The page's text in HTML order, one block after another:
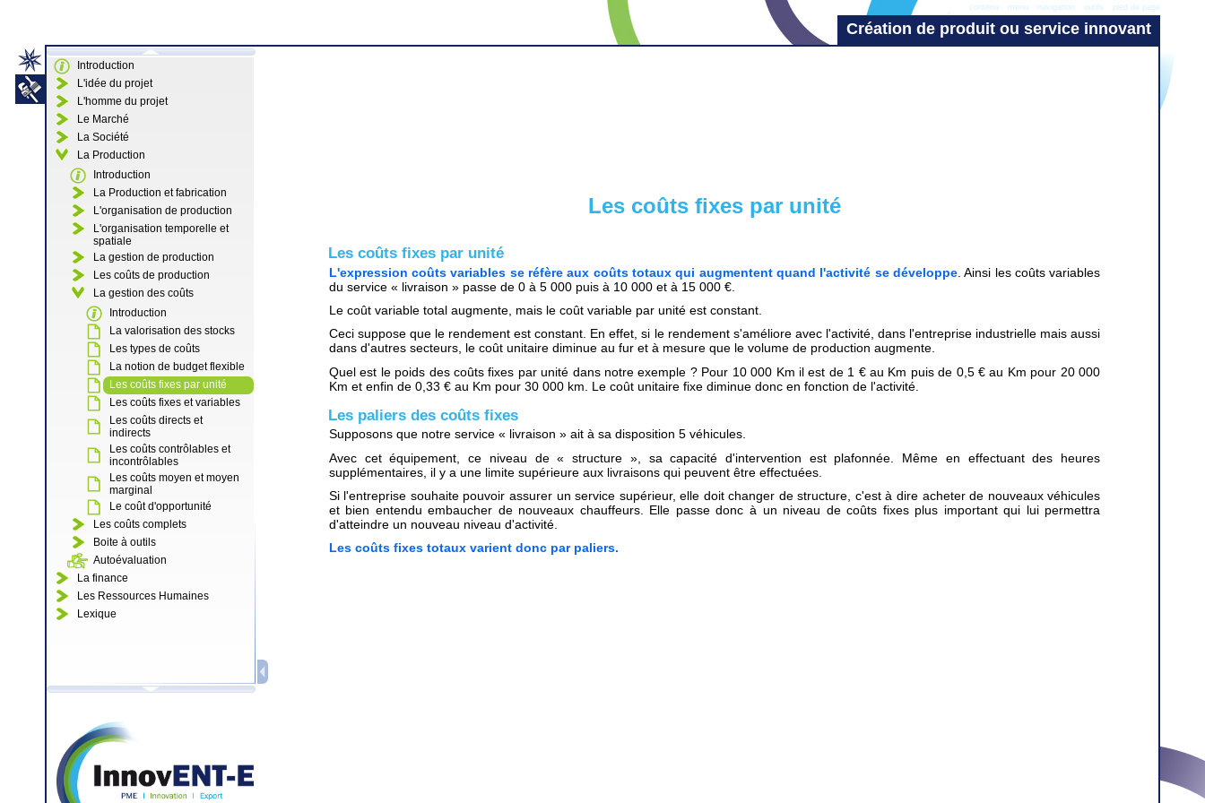
contenu menu navigation outils pied de page
Création de produit ou service innovant
Introduction
L'idée du projet
L'homme du projet
Le Marché
La Société
La Production
Introduction
La Production et fabrication
L'organisation de production
L'organisation temporelle et
spatiale
La gestion de production
Les coûts de production
La gestion des coûts
Introduction
La valorisation des stocks
Les types de coûts
La notion de budget flexible
Les coûts fixes par unité
Les coûts fixes et variables
Les coûts directs et
indirects
Les coûts contrôlables et
incontrôlables
Les coûts moyen et moyen
marginal
Le coût d'opportunité
Les coûts complets
Boite à outils
Autoévaluation
La finance
Les Ressources Humaines
Lexique
Les coûts fixes par unité
Les coûts fixes par unité
L'expression coûts variables se réfère aux coûts totaux qui augmentent quand l'activité se développe. Ainsi les coûts variables
du service « livraison » passe de 0 à 5 000 puis à 10 000 et à 15 000 €.
Le coût variable total augmente, mais le coût variable par unité est constant.
Ceci suppose que le rendement est constant. En effet, si le rendement s'améliore avec l'activité, dans l'entreprise industrielle mais aussi
dans d'autres secteurs, le coût unitaire diminue au fur et à mesure que le volume de production augmente.
Quel est le poids des coûts fixes par unité dans notre exemple ? Pour 10 000 Km il est de 1 € au Km puis de 0,5 € au Km pour 20 000
Km et enfin de 0,33 € au Km pour 30 000 km. Le coût unitaire fixe diminue donc en fonction de l'activité.
Les paliers des coûts fixes
Supposons que notre service « livraison » ait à sa disposition 5 véhicules.
Avec cet équipement, ce niveau de « structure », sa capacité d'intervention est plafonnée. Même en effectuant des heures
supplémentaires, il y a une limite supérieure aux livraisons qui peuvent être effectuées.
Si l'entreprise souhaite pouvoir assurer un service supérieur, elle doit changer de structure, c'est à dire acheter de nouveaux véhicules
et bien entendu embaucher de nouveaux chauffeurs. Elle passe donc à un niveau de coûts fixes plus important qui lui permettra
d'atteindre un nouveau niveau d'activité.
Les coûts fixes totaux varient donc par paliers.